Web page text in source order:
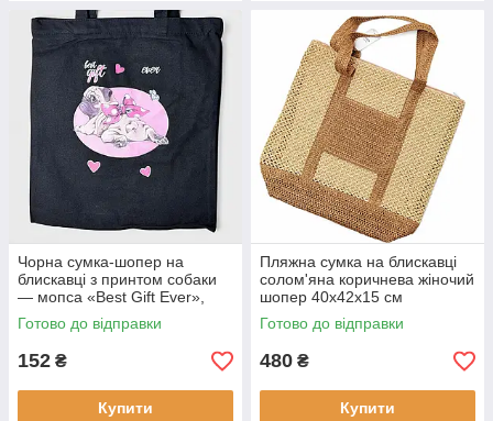
Чорна сумка-шопер на
блискавці з принтом собаки
— мопса «Best Gift Ever»,
40×34 см
Готово до відправки
152 ₴
Купити
Пляжна сумка на блискавці
солом'яна коричнева жіночий
шопер 40х42х15 см
Готово до відправки
480 ₴
Купити